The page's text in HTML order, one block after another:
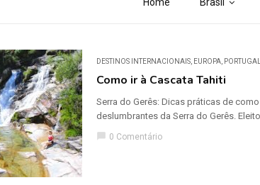
DESTINOS INTERNACIONAIS EUROPA PORTUGAL
Como ir à Cascata Tahiti
Serra do Gerês: Dicas práticas de
deslumbrantes da Serra do Gerês.
chat_bubble 0 Comentário